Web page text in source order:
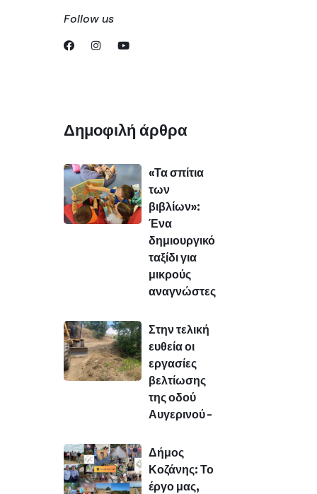
Follow us
Δημοφιλή άρθρα
«Τα σπίτια
των
βιβλίων»:
Ένα
δημιουργικό
ταξίδι για
μικρούς
αναγνώστες
Στην τελική
ευθεία οι
εργασίες
βελτίωσης
της οδού
Αυγερινού –
Δήμος
Κοζάνης: Το
έργο μας,